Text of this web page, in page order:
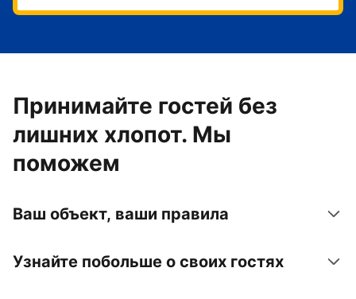
Принимайте гостей без
лишних хлопот. Мы
поможем
Ваш объект, ваши правила
Узнайте побольше о своих гостях